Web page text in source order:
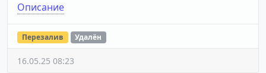
Описание
Перезалив Удалён
16.05.25 08:23